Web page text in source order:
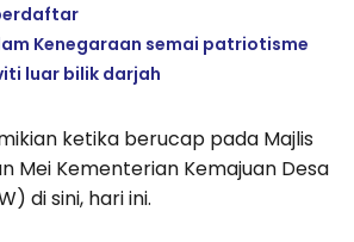
Kenegaraan semai patriotisme
luar bilik darjah
ketika berucap pada Majlis
Mei Kementerian Kemajuan Desa
di sini, hari ini.